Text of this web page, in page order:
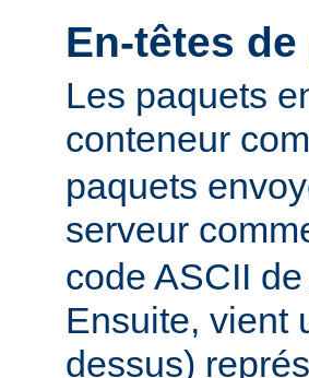
En-têtes
Les paquets
conteneur
paquets
serveur
code ASCII
Ensuite, vient
dessus)